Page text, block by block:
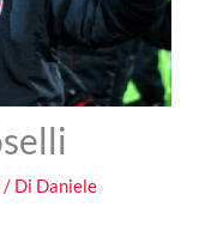
/ Di Daniele